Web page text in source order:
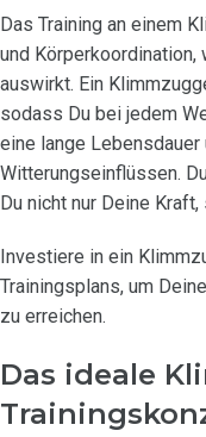
Das Training an einem
und
auswirkt. Ein
sodass Du bei jedem
eine lange
Witterungseinflüssen.
Du nicht nur Deine
Investiere in ein
Trainingsplans, um
zu erreichen.
Das ideale